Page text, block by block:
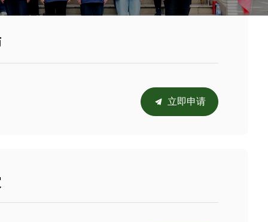
끔 立即申请